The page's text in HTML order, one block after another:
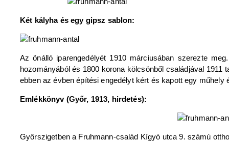
Két kályha és egy gipsz sablon:
Az önálló iparengedélyét 1910 márciusában szerezte
hozományából és 1800 korona kölcsönből családjával
ebben az évben építési engedélyt kért és kapott egy műhely
Emlékkönyv (Győr, 1913, hirdetés):
Győrszigetben a Fruhmann-család Kígyó utca 9. számú